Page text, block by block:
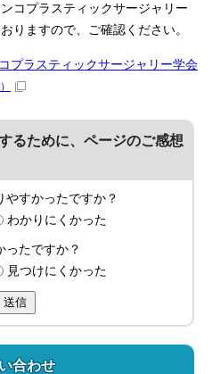
コプラスティックサージャリー
りますので、ご確認ください。
プラスティックサージャリー学会
るために、ページのご感想
やすかったですか？
わかりにくかった
ったですか？
見つけにくかった
送信
合わせ